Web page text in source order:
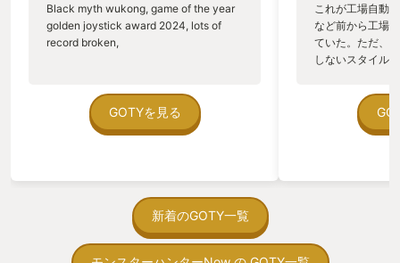
など、、 お気に入りは２種類いたゾー
ラ族を川ゾーラと海ゾーラとしたところ
（他作品でやってましたっけ？）あと雪
の他のサブミッションもなかなかのボリ
ュームで、先に進めたいけけどいくつか
依頼もこなしたいなっていう気持ちにな
いう工夫も素晴らしい。 ・次のゼルダは
どうなるのっていう期待 これは直接作品
内のことではないのだが、今作がゼルダ
メーカーを作っていて、作り直されたら
しいというのも良い、DLCでゼルダメー
Black myth wukong, game of the year
golden joystick award 2024, lots of
record broken,
GOTYを見る
これが工場自動
など前から工場
ていた。ただ、
しないスタイル
ていた。 ただ
在を知ってから
う。気になる。
トコンベアの配
新着のGOTY一覧